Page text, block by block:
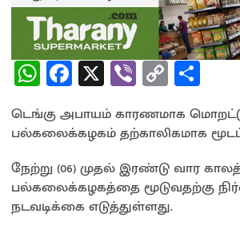
W
h
at
sA
p
p
Fa
ce
b
o
o
k
X Vi
b
er
C
o
py
Li
n
k
S
ar
e
டெங்கு அபாயம் காரணமாக
பல்கலைக்கழகம் தற்காலிகமாக
நேற்று (06) முதல் இரண்டு வார
பல்கலைக்கழகத்தை மூடுவதற்கு
நடவடிக்கை எடுத்துள்ளது.